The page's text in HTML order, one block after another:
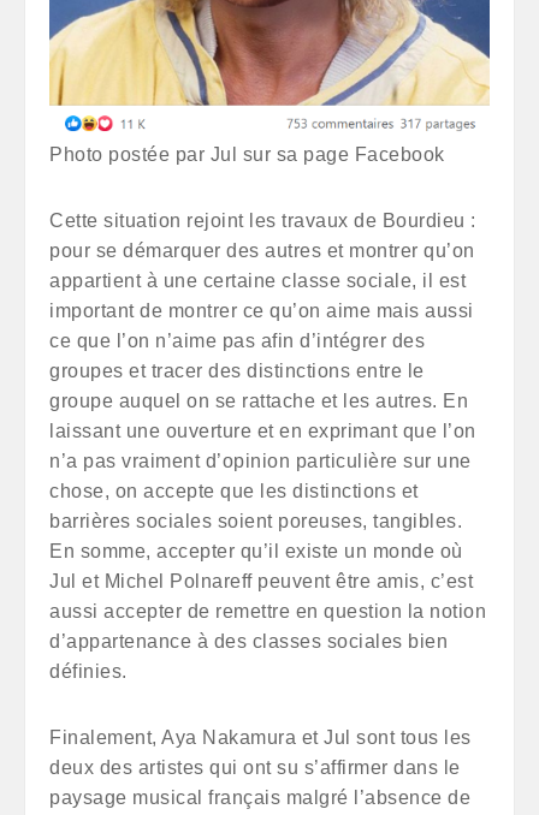
Photo postée par Jul sur sa page Facebook
Cette situation rejoint les travaux de Bourdieu :
pour se démarquer des autres et montrer qu’on
appartient à une certaine classe sociale, il est
important de montrer ce qu’on aime mais aussi
ce que l’on n’aime pas afin d’intégrer des
groupes et tracer des distinctions entre le
groupe auquel on se rattache et les autres. En
laissant une ouverture et en exprimant que l’on
n’a pas vraiment d’opinion particulière sur une
chose, on accepte que les distinctions et
barrières sociales soient poreuses, tangibles.
En somme, accepter qu’il existe un monde où
Jul et Michel Polnareff peuvent être amis, c’est
aussi accepter de remettre en question la notion
d’appartenance à des classes sociales bien
définies.
Finalement, Aya Nakamura et Jul sont tous les
deux des artistes qui ont su s’affirmer dans le
paysage musical français malgré l’absence de